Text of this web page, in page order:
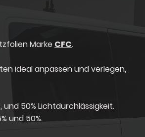
Marke CFC.
ideal anpassen und verlegen,
und 50% Lichtdurchlässigkeit.
und 50%.